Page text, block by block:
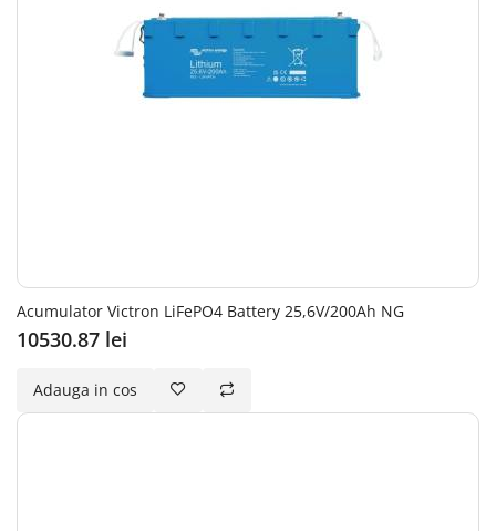
Acumulator Victron LiFePO4 Battery 25,6V/200Ah NG
10530.87 lei
Adauga in cos